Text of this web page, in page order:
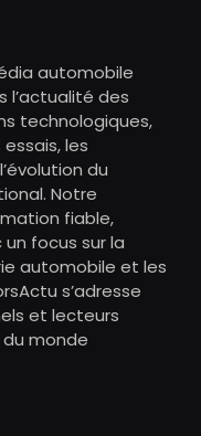
automobile
l’actualité des
technologiques,
les
du
Notre
fiable,
focus sur la
automobile et les
s’adresse
et lecteurs
du monde